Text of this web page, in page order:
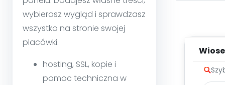
wybierasz wygląd i sprawdzasz
wszystko na stronie swojej
placówki.
hosting, SSL, kopie i
pomoc techniczna w